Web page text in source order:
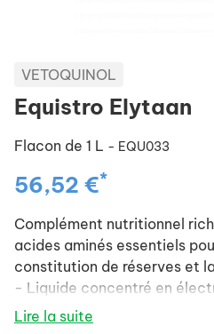
VETOQUINOL
Equistro Elytaan
Flacon de 1 L - EQU033
56,52 €*
Complément nutritionnel
acides aminés essentiels
constitution de réserves et
- Liquide concentré en
disponibles, garantissant
Lire la suite